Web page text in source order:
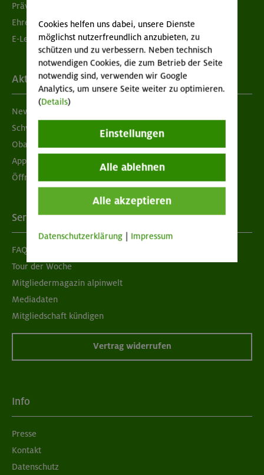
Prävention sexualisierter Gewalt
Ehrenamtsbörse
E-Learning
Aktuelles
Newsletter
Schwarzes Brett
Obacht geben!
App "Mein DAV+"
Öffnungszeiten
Services
FAQ
Tour der Woche
Mitgliedermagazin alpinwelt
Mediadaten
Mitgliedschaft kündigen
Vertrag widerrufen
Info
Presse
Kontakt
Datenschutz
Cookies helfen uns dabei, unsere Dienste
möglichst nutzerfreundlich anzubieten, zu
schützen und zu verbessern. Neben technisch
notwendigen Cookies, die zum Betrieb der Seite
notwendig sind, verwenden wir Google
Analytics, um unsere Seite weiter zu optimieren.
(Details)
Einstellungen
Alle ablehnen
Alle akzeptieren
Datenschutzerklärung Impressum